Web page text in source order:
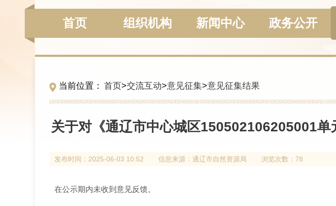
首页 组织机构 新闻中心 政务公开
当前位置： 首页>交流互动>意见征集>意见征集结果
关于对《通辽市中心城区150502106205001
发布时间： 2025-06-03 10:52 信息来源： 通辽市自然资源局 浏览次数：78
在公示期内未收到意见反馈。